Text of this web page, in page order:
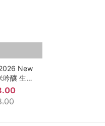
New
釀 生酒